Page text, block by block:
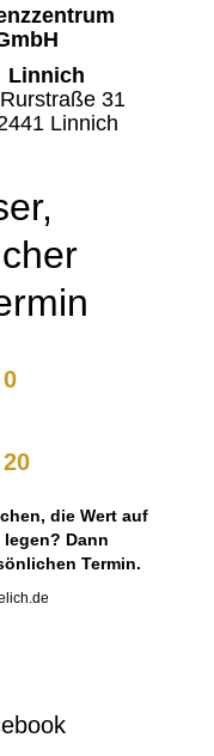
31
Linnich
die Wert auf
Dann
Termin.